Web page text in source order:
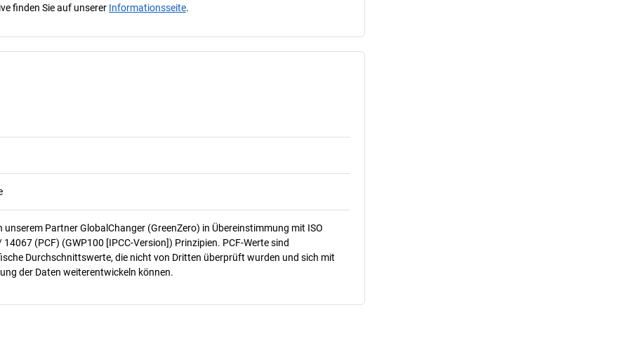
finden Sie auf unserer Informationsseite.
unserem Partner GlobalChanger (GreenZero) in Übereinstimmung mit ISO
(PCF) (GWP100 [IPCC-Version]) Prinzipien. PCF-Werte sind
Durchschnittswerte, die nicht von Dritten überprüft wurden und sich mit
der Daten weiterentwickeln können.